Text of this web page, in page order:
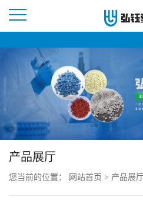
页
公
产品展厅
您当前的位置： 网站首页 > 产品展厅